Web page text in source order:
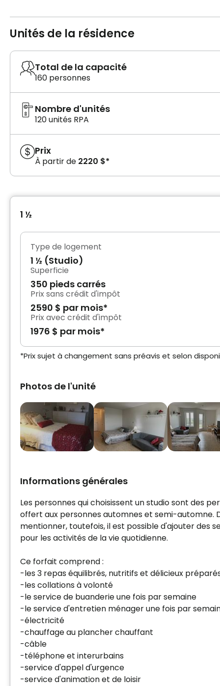
Unités de la résidence
Total de la capacité
160 personnes
Nombre d'unités
120 unités RPA
Prix
À partir de 2220 $*
1 ½
Type de logement
1 ½ (Studio)
Superficie
350 pieds carrés
Prix sans crédit d'impôt
2590 $ par mois*
Prix avec crédit d'impôt
1976 $ par mois*
*Prix sujet à changement sans préavis et selon
Photos de l'unité
Informations générales
Les personnes qui choisissent un studio sont des
offert aux personnes automnes et semi-automne.
mentionner, toutefois, il est possible d'ajouter des
pour les activités de la vie quotidienne.
Ce forfait comprend :
-les 3 repas équilibrés, nutritifs et délicieux
-les collations à volonté
-le service de buanderie une fois par semaine
-le service d'entretien ménager une fois par
-électricité
-chauffage au plancher chauffant
-câble
-téléphone et interurbains
-service d'appel d'urgence
-service d'animation et de loisir